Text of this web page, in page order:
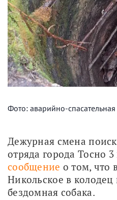
Фото: аварийно-
Дежурная смена
отряда города Тосно
сообщение о том, что
Никольское в колодец
бездомная собака.